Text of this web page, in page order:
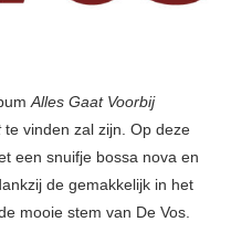
Alles Gaat Voorbij
te vinden zal zijn. Op deze
een snuifje bossa nova en
de gemakkelijk in het
mooie stem van De Vos.